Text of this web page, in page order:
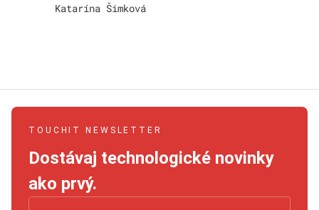
Katarína Šimková
TOUCHIT NEWSLETTER
Dostávaj technologické novinky
ako prvý.